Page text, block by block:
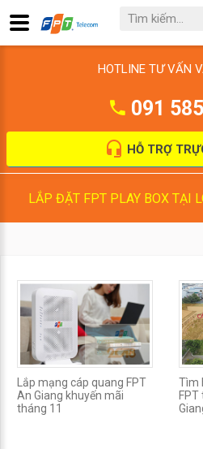
HOTLINE TƯ VẤN
091
HỖ TRỢ
LẮP ĐẶT FPT PLAY BOX TẠI
Lắp mạng cáp quang FPT
An Giang khuyến mãi
tháng 11
Tìm